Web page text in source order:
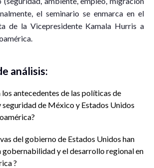
el seminario se enmarca en el
de la Vicepresidente Kamala Hurris a
análisis:
los antecedentes de las políticas de
de México y Estados Unidos
del gobierno de Estados Unidos han
gobernabilidad y el desarrollo regional en
?